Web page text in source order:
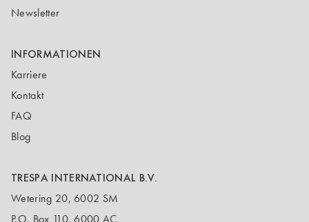
Newsletter
INFORMATIONEN
Karriere
Kontakt
FAQ
Blog
TRESPA INTERNATIONAL B.V.
Wetering 20, 6002 SM
P.O. Box 110, 6000 AC